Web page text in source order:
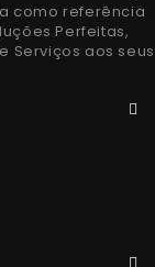
como referência
Perfeitas,
Serviços aos seus